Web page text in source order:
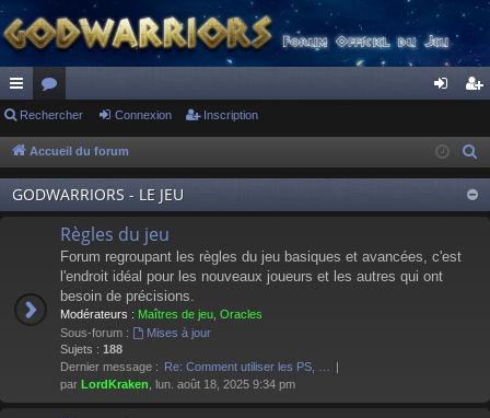
ac
co
ur
ci
or
u
m
s
ne
xi
on
cri
pti
on
Rechercher Connexion Inscription
Accueil du forum
GODWARRIORS - LE JEU
Règles du jeu
Forum regroupant les règles du jeu basiques et avancées, c'est
l'endroit idéal pour les nouveaux joueurs et les autres qui ont
besoin de précisions.
Modérateurs : Maîtres de jeu Oracles
Sous-forum :
Mises à jour
Sujets : 188
Dernier message : Re: Comment utiliser les PS, …
par LordKraken , lun. août 18, 2025 9:34 pm